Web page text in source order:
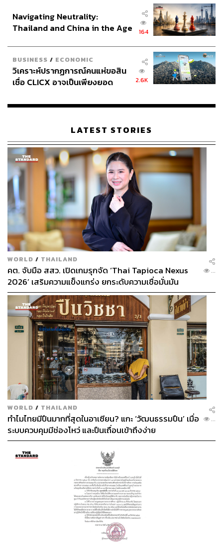
Navigating Neutrality:
Thailand and China in the Age
164
BUSINESS / ECONOMIC
วิเคราะห์ปรากฏการณ์คนแห่ขอสิน
เชื่อ CLICX อาจเป็นเพียงยอด
เรือนไทยที่ถูกซุกไว้
2.6K
LATEST STORIES
WORLD / THAILAND
คต. จับมือ สสว. เปิดเกมรุกจัด ‘Thai Tapioca Nexus
2026’ เสริมความแข็งแกร่ง ยกระดับความเชื่อมั่นมัน
สำปะหลังไทยในตลาดโลก
...
WORLD / THAILAND
ทำไมไทยมีปืนมากที่สุดในอาเซียน? แกะ ‘วัฒนธรรมปืน’ เมื่อ
ระบบควบคุมมีช่องโหว่ และปืนเถื่อนเข้าถึงง่าย
...